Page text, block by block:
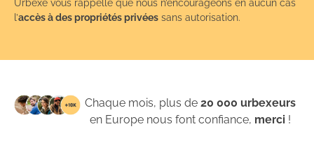
Urbexe vous rappelle que nous n’encourageons en aucun cas
l’accès à des propriétés privées sans autorisation.
Chaque mois, plus de20 000 urbexeurs
en Europe nous font confiance, merci !